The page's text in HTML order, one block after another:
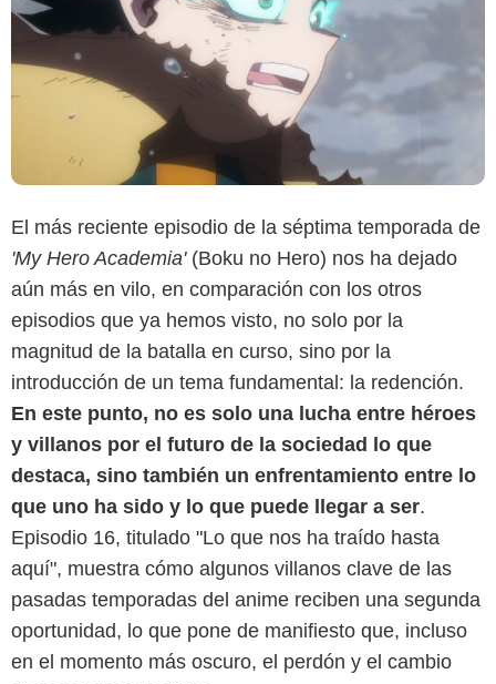
El más reciente episodio de la séptima temporada de
'My Hero Academia'(Boku no Hero) nos ha dejado
aún más en vilo, en comparación con los otros
episodios que ya hemos visto, no solo por la
magnitud de la batalla en curso, sino por la
introducción de un tema fundamental: la redención.
En este punto, no es solo una lucha entre héroes
y villanos por el futuro de la sociedad lo que
destaca, sino también un enfrentamiento entre lo
que uno ha sido y lo que puede llegar a ser.
Episodio 16, titulado "Lo que nos ha traído hasta
aquí", muestra cómo algunos villanos clave de las
pasadas temporadas del anime reciben una segunda
oportunidad, lo que pone de manifiesto que, incluso
en el momento más oscuro, el perdón y el cambio
Crunchyroll